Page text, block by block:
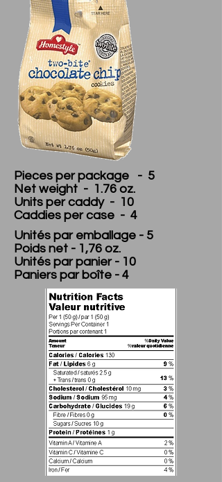
Pieces per package - 5
Net weight - 1.76 oz.
Units per caddy - 10
Caddies per case - 4
Unités par emballage - 5
Poids net - 1,76 oz.
Unités par panier - 10
Paniers par boîte - 4